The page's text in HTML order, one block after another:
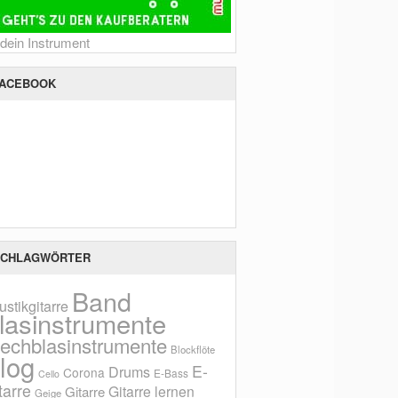
Instrument
Band
Blockflöte
Cello Corona Drums E-Bass E-
Geige Gitarre Gitarre lernen